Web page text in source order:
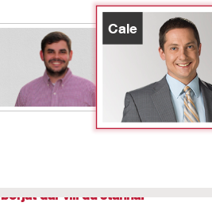
Cale
där vill du stanna.